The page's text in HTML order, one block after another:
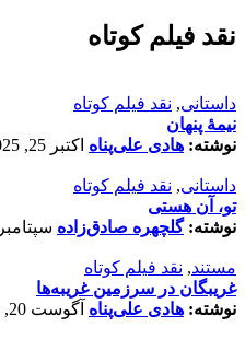
نقد فیلم کوتاه
داستانی, نقد فیلم کوتاه
نیمۀ پنهان
نوشته: هادی علی‌پناه اکتبر 25, 2025
داستانی, نقد فیلم کوتاه
تو، آن هستی
نوشته:گلچهره صادق‌زاده سپتامبر 9, 2025
مستند, نقد فیلم کوتاه
غریبگان در سرزمین غریبه‌ها
نوشته: هادی علی‌پناه آگوست 20, 2025